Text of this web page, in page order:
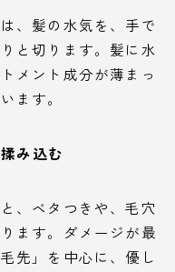
、髪の水気を、手で
と切ります。髪に水
メント成分が薄まっ
ます。
み込む
、ベタつきや、毛穴
ます。ダメージが最
先」を中心に、優し